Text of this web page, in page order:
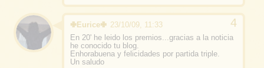
✙Eurice✙ 23/10/09, 11:33
En 20' he leido los premios...gracias a la noticia
he conocido tu blog.
Enhorabuena y felicidades por partida triple.
Un saludo